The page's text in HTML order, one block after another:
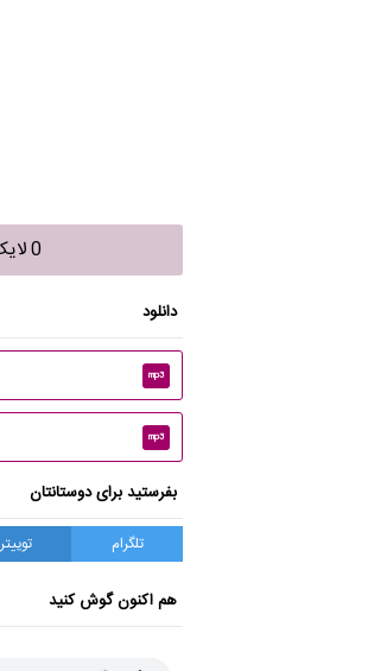
0 لایک
دانلود
mp3
mp3
بفرستید برای دوستانتان
تلگرام توییتر
هم اکنون گوش کنید